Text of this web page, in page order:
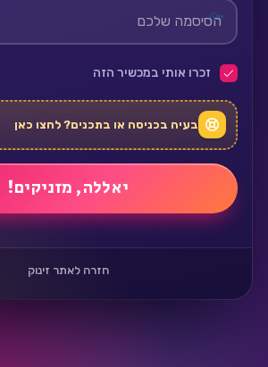
זכרו אותי במכשיר הזה
בעיה בכניסה או בתכנים? לחצו כאן
חזרה לאתר זינוק